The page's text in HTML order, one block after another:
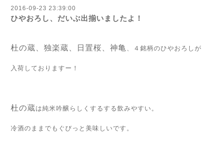
2016-09-23 23:39:00
ひやおろし、だいぶ出揃いましたよ！
杜の蔵、独楽蔵、日置桜、神亀 、４銘柄のひやおろしが
入荷しておりますー！
杜の蔵は純米吟醸らしくするする飲みやすい。
冷酒のままでもぐびっと美味しいです。